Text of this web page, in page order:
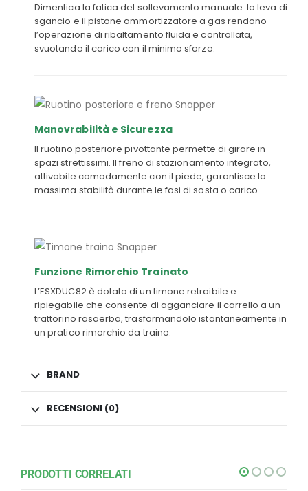
Dimentica la fatica del sollevamento manuale: la leva di
sgancio e il pistone ammortizzatore a gas rendono
l’operazione di ribaltamento fluida e controllata,
svuotando il carico con il minimo sforzo.
Manovrabilità e Sicurezza
Il ruotino posteriore pivottante permette di girare in
spazi strettissimi. Il freno di stazionamento integrato,
attivabile comodamente con il piede, garantisce la
massima stabilità durante le fasi di sosta o carico.
Funzione Rimorchio Trainato
L’ESXDUC82 è dotato di un timone retraibile e
ripiegabile che consente di agganciare il carrello a un
trattorino rasaerba, trasformandolo istantaneamente in
un pratico rimorchio da traino.
BRAND
RECENSIONI (0)
PRODOTTI CORRELATI